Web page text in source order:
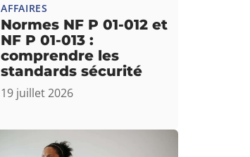
AFFAIRES
Normes NF P 01-012 et
NF P 01-013 :
comprendre les
standards sécurité
19 juillet 2026